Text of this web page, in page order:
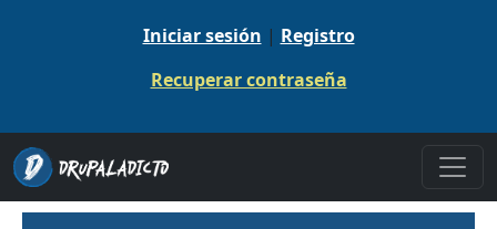
Iniciar sesión | Registro
Recuperar contraseña